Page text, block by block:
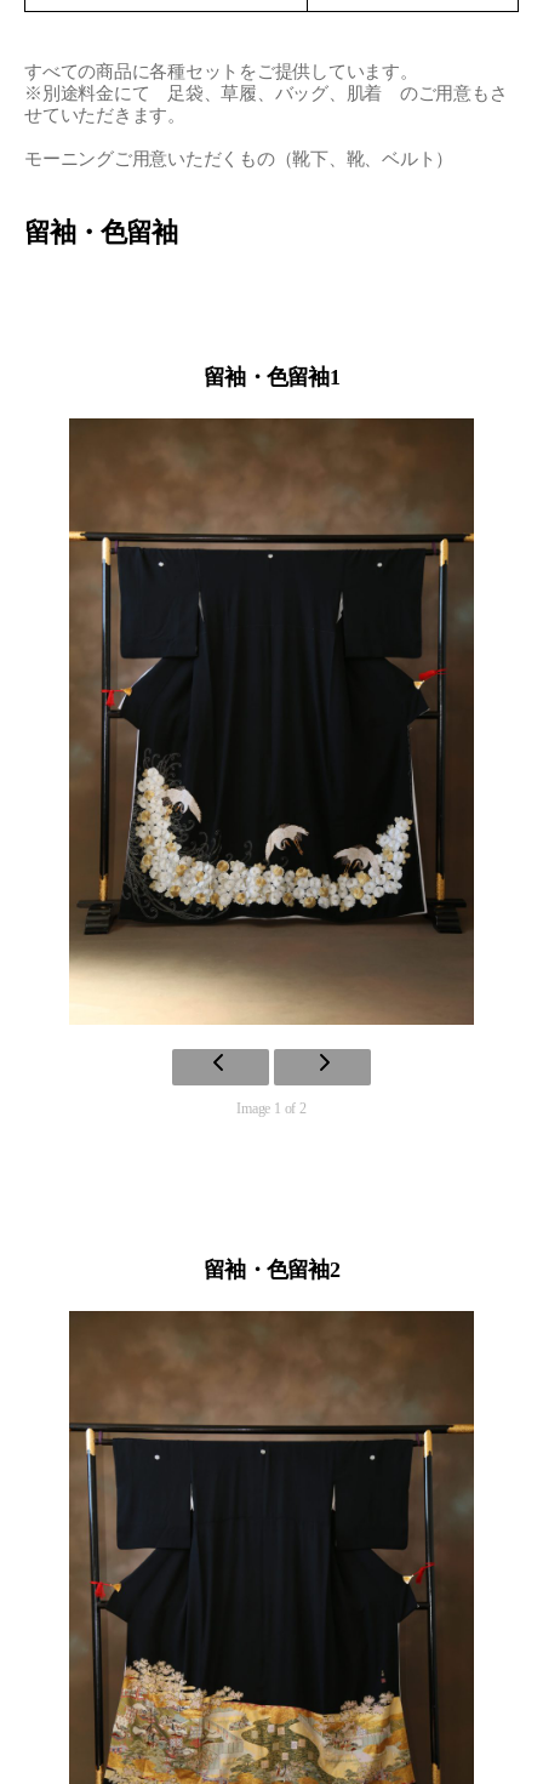
すべての商品に各種セットをご提供しています。
※別途料金にて 足袋、草履、バッグ、肌着 のご用意もさ
せていただきます。
モーニングご用意いただくもの（靴下、靴、ベルト）
留袖・色留袖
留袖・色留袖1
Image 1 of 2
留袖・色留袖2